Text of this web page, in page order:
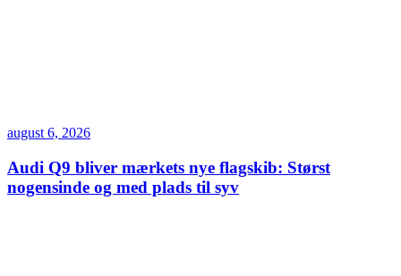
august 6, 2026
Audi Q9 bliver mærkets nye flagskib: Størst
nogensinde og med plads til syv